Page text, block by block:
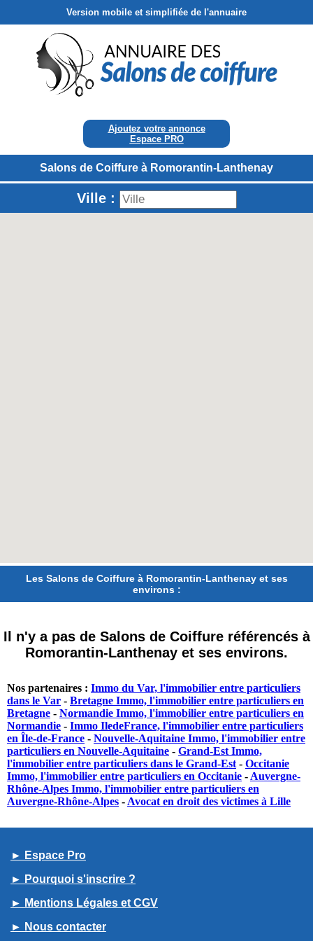
Version mobile et simplifiée de l'annuaire
Ajoutez votre annonce
Espace PRO
Salons de Coiffure à Romorantin-Lanthenay
Ville :
Les Salons de Coiffure à Romorantin-Lanthenay et ses
environs :
Il n'y a pas de Salons de Coiffure référencés à
Romorantin-Lanthenay et ses environs.
Nos partenaires : Immo du Var, l'immobilier entre particuliers
dans le Var - Bretagne Immo, l'immobilier entre particuliers en
Bretagne - Normandie Immo, l'immobilier entre particuliers en
Normandie - Immo IledeFrance, l'immobilier entre particuliers
en Île-de-France - Nouvelle-Aquitaine Immo, l'immobilier entre
particuliers en Nouvelle-Aquitaine - Grand-Est Immo,
l'immobilier entre particuliers dans le Grand-Est - Occitanie
Immo, l'immobilier entre particuliers en Occitanie - Auvergne-
Rhône-Alpes Immo, l'immobilier entre particuliers en
Auvergne-Rhône-Alpes - Avocat en droit des victimes à Lille
► Espace Pro
► Pourquoi s'inscrire ?
► Mentions Légales et CGV
► Nous contacter